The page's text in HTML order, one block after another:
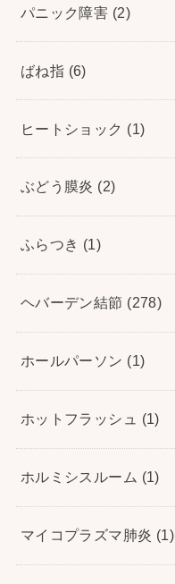
パニック障害 (2)
ばね指 (6)
ヒートショック (1)
ぶどう膜炎 (2)
ふらつき (1)
ヘバーデン結節 (278)
ホールパーソン (1)
ホットフラッシュ (1)
ホルミシスルーム (1)
マイコプラズマ肺炎 (1)